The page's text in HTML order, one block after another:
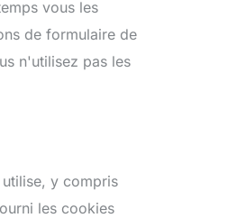
vous les
de formulaire de
n'utilisez pas les
y compris
les cookies